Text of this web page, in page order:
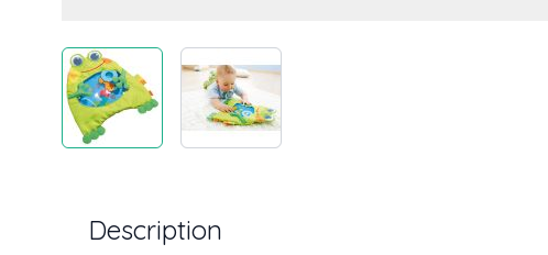
View larger imageView larger image
Description